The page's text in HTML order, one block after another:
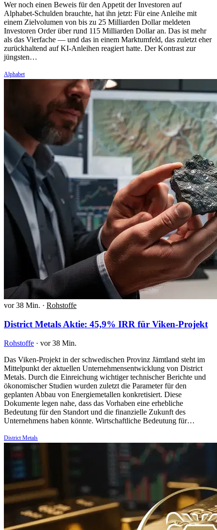
Wer noch einen Beweis für den Appetit der Investoren auf
Alphabet-Schulden brauchte, hat ihn jetzt: Für eine Anleihe mit
einem Zielvolumen von bis zu 25 Milliarden Dollar meldeten
Investoren Order über rund 115 Milliarden Dollar an. Das ist mehr
als das Vierfache — und das in einem Marktumfeld, das zuletzt eher
zurückhaltend auf KI-Anleihen reagiert hatte. Der Kontrast zur
jüngsten…
Alphabet
vor 38 Min. · Rohstoffe
District Metals Aktie: 45,9% IRR für Viken-Projekt
Rohstoffe · vor 38 Min.
Das Viken-Projekt in der schwedischen Provinz Jämtland steht im
Mittelpunkt der aktuellen Unternehmensentwicklung von District
Metals. Durch die Einreichung wichtiger technischer Berichte und
ökonomischer Studien wurden zuletzt die Parameter für den
geplanten Abbau von Energiemetallen konkretisiert. Diese
Dokumente legen nahe, dass das Vorhaben eine erhebliche
Bedeutung für den Standort und die finanzielle Zukunft des
Unternehmens haben könnte. Wirtschaftliche Bedeutung für…
District Metals